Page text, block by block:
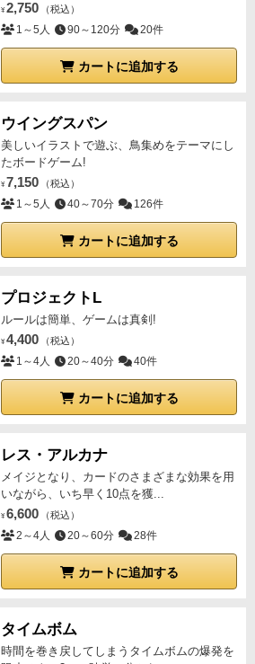
¥ 2,750 （税込）
1～5人 90～120分 20件
カートに追加する
ウイングスパン
美しいイラストで遊ぶ、鳥集めをテーマにし
たボードゲーム!
¥ 7,150 （税込）
1～5人 40～70分 126件
カートに追加する
プロジェクトL
ルールは簡単、ゲームは真剣!
¥ 4,400 （税込）
1～4人 20～40分 40件
カートに追加する
レス・アルカナ
メイジとなり、カードのさまざまな効果を用
いながら、いち早く10点を獲...
¥ 6,600 （税込）
2～4人 20～60分 28件
カートに追加する
タイムボム
時間を巻き戻してしまうタイムボムの爆発を